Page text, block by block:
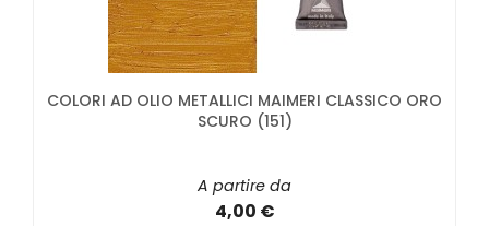
COLORI AD OLIO METALLICI MAIMERI CLASSICO ORO
SCURO (151)
A partire da
4,00 €